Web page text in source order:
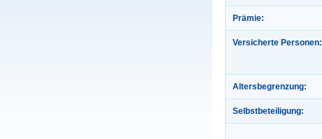
Prämie:
Versicherte Personen:
Altersbegrenzung:
Selbstbeteiligung: